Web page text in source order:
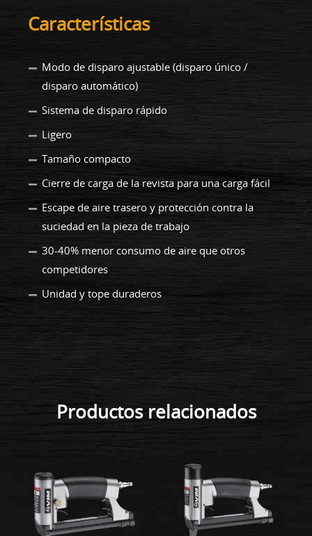
Características
Modo de disparo ajustable (disparo único /
disparo automático)
Sistema de disparo rápido
Ligero
Tamaño compacto
Cierre de carga de la revista para una carga fácil
Escape de aire trasero y protección contra la
suciedad en la pieza de trabajo
30-40% menor consumo de aire que otros
competidores
Unidad y tope duraderos
Productos relacionados